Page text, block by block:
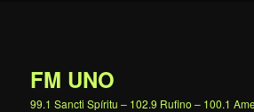
FM UNO
99.1 Sancti Spíritu – 102.9 Rufino – 100.1